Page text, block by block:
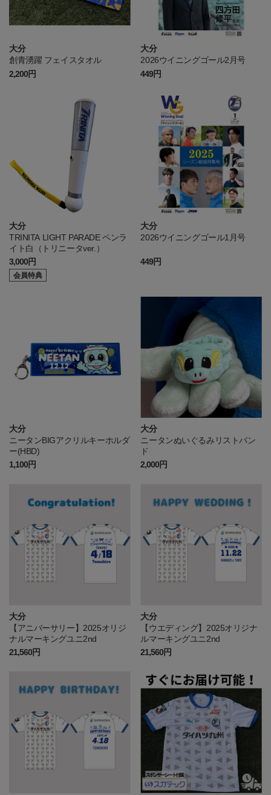
大分
創青湧躍 フェイスタオル
2,200円
大分
2026ウイニングゴール2月号
449円
大分
TRINITA LIGHT PARADE ペンラ
イト白（トリニータver.）
3,000円
会員特典
大分
2026ウイニングゴール1月号
449円
大分
ニータンBIGアクリルキーホルダ
ー(HBD)
1,100円
大分
ニータンぬいぐるみリストバン
ド
2,000円
大分
【アニバーサリー】2025オリジ
ナルマーキングユニ2nd
21,560円
大分
【ウエディング】2025オリジナ
ルマーキングユニ2nd
21,560円